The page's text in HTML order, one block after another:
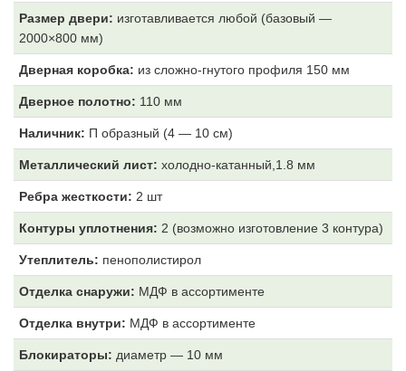
Размер двери: изготавливается любой (базовый —
2000×800 мм)
Дверная коробка: из сложно-гнутого профиля 150 мм
Дверное полотно: 110 мм
Наличник: П образный (4 — 10 см)
Металлический лист: холодно-катанный,1.8 мм
Ребра жесткости: 2 шт
Контуры уплотнения: 2 (возможно изготовление 3 контура)
Утеплитель: пенополистирол
Отделка снаружи: МДФ в ассортименте
Отделка внутри: МДФ в ассортименте
Блокираторы: диаметр — 10 мм